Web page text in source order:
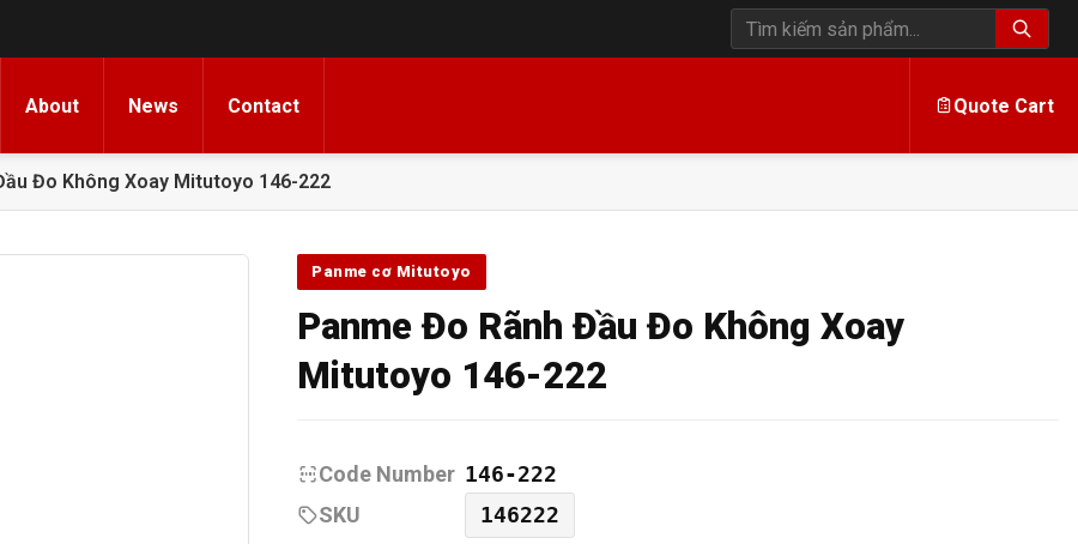
Tìm kiếm sản phẩm
About News Contact Quote Cart
Đo Không Xoay Mitutoyo 146-222
Panme cơ Mitutoyo
Panme Đo Rãnh Đầu Đo Không Xoay
Mitutoyo 146-222
Code Number 146-222
SKU
146222